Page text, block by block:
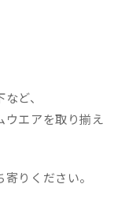
ど、
ウエアを取り揃え
りください。